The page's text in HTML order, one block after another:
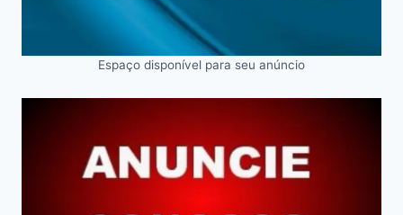
Espaço disponível para seu anúncio